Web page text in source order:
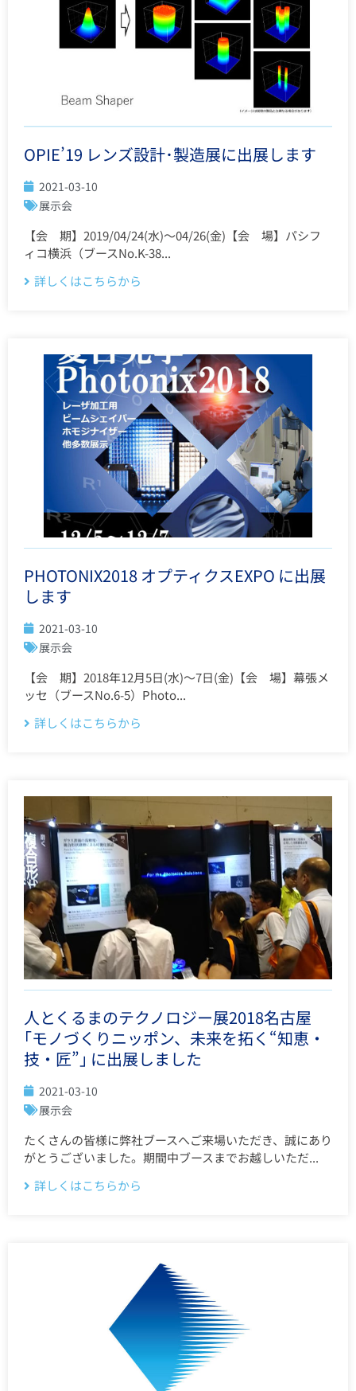
OPIE’19 レンズ設計･製造展に出展します
2021-03-10
展示会
【会 期】2019/04/24(水)～04/26(金)【会 場】パシフ
ィコ横浜（ブースNo.K-38...
詳しくはこちらから
PHOTONIX2018 オプティクスEXPO に出展
します
2021-03-10
展示会
【会 期】2018年12月5日(水)〜7日(金)【会 場】幕張メ
ッセ（ブースNo.6-5）Photo...
詳しくはこちらから
人とくるまのテクノロジー展2018名古屋
｢モノづくりニッポン、未来を拓く“知恵・
技・匠”｣ に出展しました
2021-03-10
展示会
たくさんの皆様に弊社ブースへご来場いただき、誠にあり
がとうございました。期間中ブースまでお越しいただ...
詳しくはこちらから